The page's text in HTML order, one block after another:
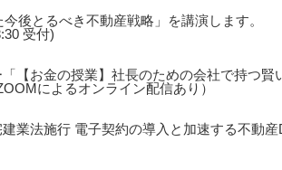
後とるべき不動産戦略」を講演します。
受付)
【お金の授業】社長のための会社で持つ賢
によるオンライン配信あり）
業法施行 電子契約の導入と加速する不動産